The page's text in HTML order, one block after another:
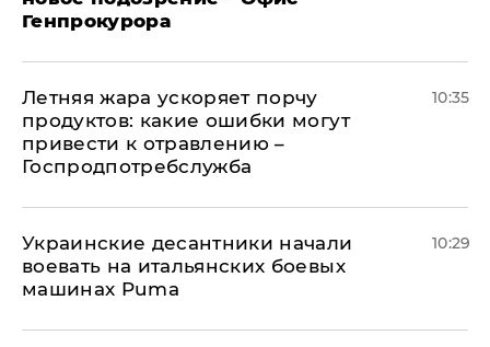
Генпрокурора
Летняя жара ускоряет порчу
продуктов: какие ошибки могут
привести к отравлению –
Госпродпотребслужба
10:35
Украинские десантники начали
воевать на итальянских боевых
машинах Puma
10:29